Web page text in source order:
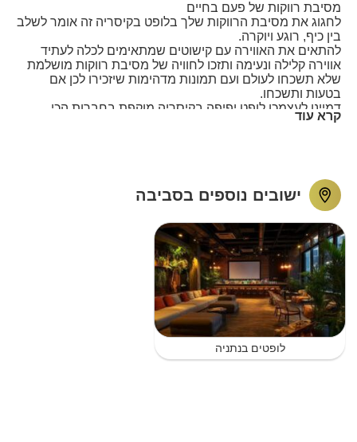
קרא עוד
מסיבת רווקות של פעם בחיים
לחגוג את מסיבת הרווקות שלך בלופט בקיסריה זה אומר לשלב
בין כיף, רוגע ויוקרה.
להתאים את האווירה עם קישוטים שמתאימים לכלה לעתיד
אווירה קלילה ונעימה ותזכו לחוויה של מסיבת רווקות מושלמת
שלא תשכחו לעולם ועם תמונות מדהימות שיזכירו לכן אם
בטעות ותשכחו.
דמיינו לעצמכן לופט יפיפה בקיסריה מוקפת בחברות הכי
קרובות שלכן ממוקמת בנוף מושלם של החוף והים
המסיבה כמו: טיפולי ספא ייחודיים שיגיעו עד אליכן בשילוב
מתקני ספא שנמצאים בלופט, סדנאות קוקטיילים טעימים,
צילומי בוק לכלה ולחברות במגוון פוזות מצחיקות ומגוונות. ועוד
מגוון רב של חוויות שניתן לשלבן במסיבה.
ישובים נוספים בסביבה
לופטים בנתניה